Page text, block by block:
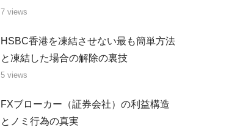
7 views
HSBC香港を凍結させない最も簡単方法
と凍結した場合の解除の裏技
5 views
FXブローカー（証券会社）の利益構造
とノミ行為の真実